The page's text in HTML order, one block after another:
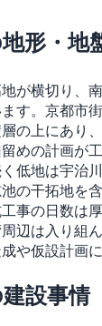
形・地
が横切り、
す。京都市
の上にあり
めの計画が
低地は宇治
の干拓地を
事の日数は
辺は入り組
や仮設計画
設事情